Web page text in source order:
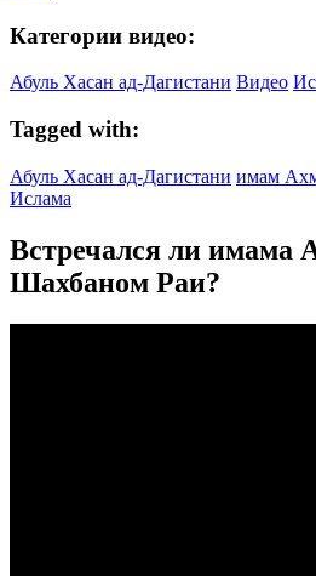
Категории видео:
Абуль Хасан ад-Дагистани Видео
Tagged with:
Абуль Хасан ад-Дагистани имам
Ислама
Встречался ли имама
Шахбаном Раи?